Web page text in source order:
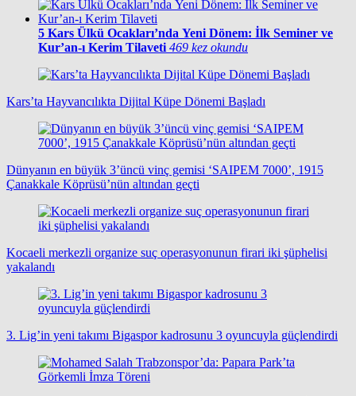
5 Kars Ülkü Ocakları’nda Yeni Dönem: İlk Seminer ve
Kur’an-ı Kerim Tilaveti 469 kez okundu
Kars’ta Hayvancılıkta Dijital Küpe Dönemi Başladı
Dünyanın en büyük 3’üncü vinç gemisi ‘SAIPEM 7000’, 1915
Çanakkale Köprüsü’nün altından geçti
Kocaeli merkezli organize suç operasyonunun firari iki şüphelisi
yakalandı
3. Lig’in yeni takımı Bigaspor kadrosunu 3 oyuncuyla güçlendirdi